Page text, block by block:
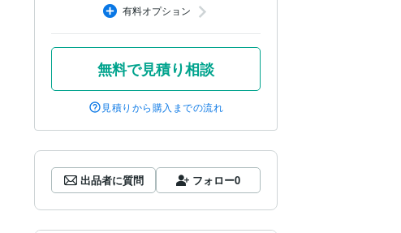
有料オプション
無料で見積り相談
見積りから購入までの流れ
出品者に質問 フォロー0